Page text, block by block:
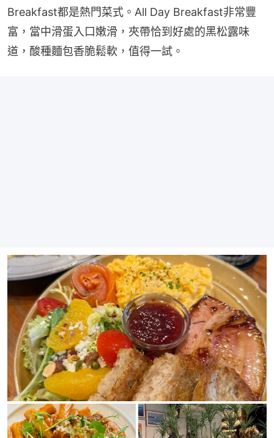
Breakfast都是熱門菜式。All Day Breakfast非常豐
富，當中滑蛋入口嫩滑，夾帶恰到好處的黑松露味
道，酸種麵包香脆鬆軟，值得一試。